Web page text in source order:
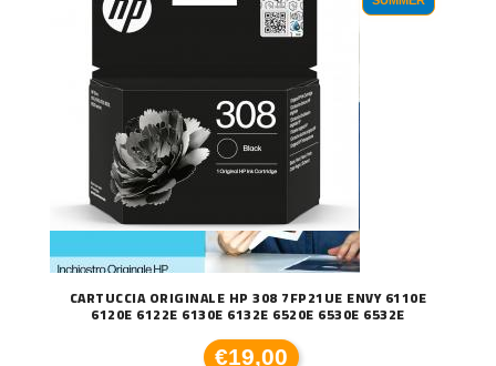
CARTUCCIA ORIGINALE HP 308 7FP21UE ENVY 6110E
6120E 6122E 6130E 6132E 6520E 6530E 6532E
€19,00